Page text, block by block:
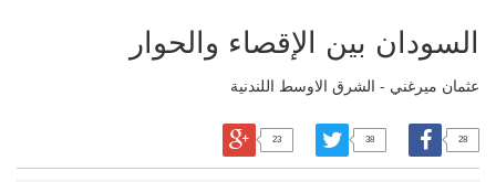
السودان بين الإقصاء والحوار
عثمان ميرغني - الشرق الاوسط اللندنية
28
38
23